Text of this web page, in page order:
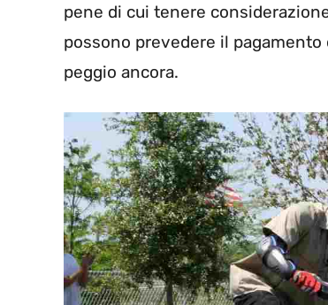
pene di cui tenere
possono prevedere il pagamento
peggio ancora.